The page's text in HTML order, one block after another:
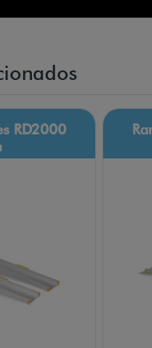
RD2000